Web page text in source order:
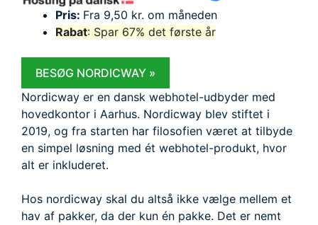
Pris: Fra 9,50 kr. om måneden
Rabat: Spar 67% det første år
BESØG NORDICWAY »
Nordicway er en dansk webhotel-udbyder med
hovedkontor i Aarhus. Nordicway blev stiftet i
2019, og fra starten har filosofien været at tilbyde
en simpel løsning med ét webhotel-produkt, hvor
alt er inkluderet.
Hos nordicway skal du altså ikke vælge mellem et
hav af pakker, da der kun én pakke. Det er nemt